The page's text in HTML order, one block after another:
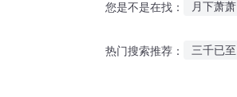
您是不是在找： 月下萧萧
热门搜索推荐： 三千已至